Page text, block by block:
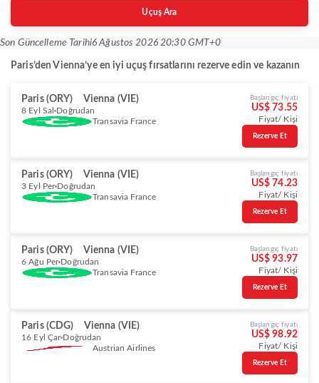
Uçuş Ara
Son Güncelleme Tarihi6 Ağustos 2026 20:30 GMT+0
Paris’den Vienna’ye en iyi uçuş fırsatlarını rezerve edin ve kazanın
Paris (ORY) Vienna (VIE)
8 Eyl Sal Doğrudan
Transavia France
Başlangıç fiyatı
US$ 73.55
Fiyat/ Kişi
Rezerve Et
Paris (ORY) Vienna (VIE)
3 Eyl Per Doğrudan
Transavia France
Başlangıç fiyatı
US$ 74.23
Fiyat/ Kişi
Rezerve Et
Paris (ORY) Vienna (VIE)
6 Ağu Per Doğrudan
Transavia France
Başlangıç fiyatı
US$ 93.97
Fiyat/ Kişi
Rezerve Et
Paris (CDG) Vienna (VIE)
16 Eyl Çar Doğrudan
Austrian Airlines
Başlangıç fiyatı
US$ 98.92
Fiyat/ Kişi
Rezerve Et